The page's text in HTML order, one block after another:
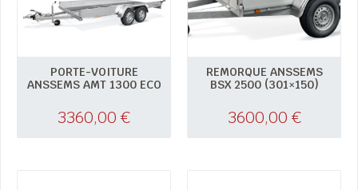
PORTE-VOITURE
ANSSEMS AMT 1300 ECO
3360,00 €
REMORQUE ANSSEMS
BSX 2500 (301×150)
3600,00 €